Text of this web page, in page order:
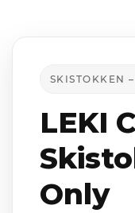
SKISTOKKEN
LEKI
Only